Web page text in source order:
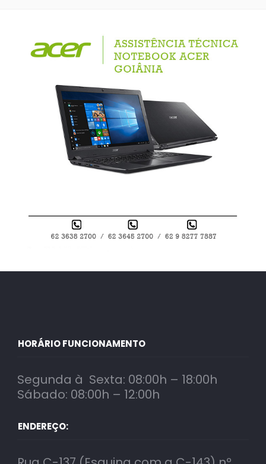
HORÁRIO FUNCIONAMENTO
Segunda à Sexta: 08:00h – 18:00h
Sábado: 08:00h – 12:00h
ENDEREÇO: